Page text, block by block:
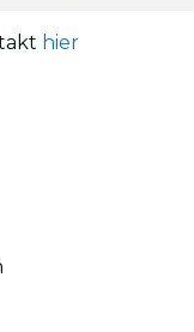
hier